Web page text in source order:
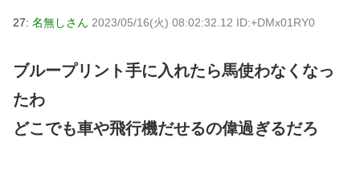
27: 名無しさん 2023/05/16(火) 08:02:32.12 ID:+DMx01RY0
ブループリント手に入れたら馬使わなくなっ
たわ
どこでも車や飛行機だせるの偉過ぎるだろ